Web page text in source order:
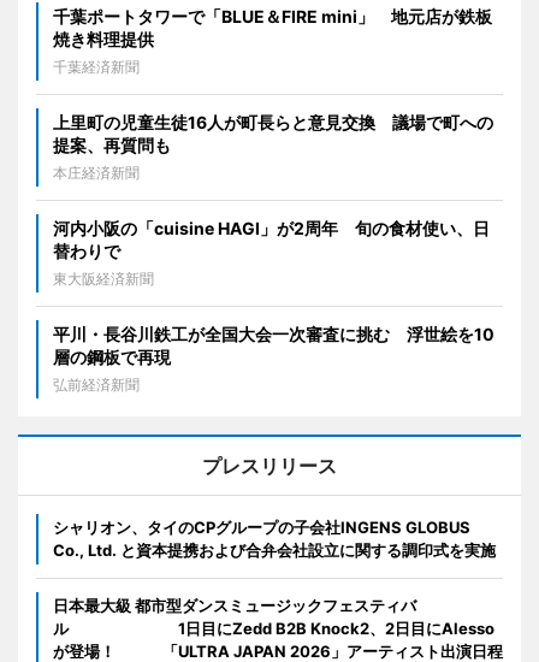
千葉ポートタワーで「BLUE＆FIRE mini」 地元店が鉄板
焼き料理提供
千葉経済新聞
上里町の児童生徒16人が町長らと意見交換 議場で町への
提案、再質問も
本庄経済新聞
河内小阪の「cuisine HAGI」が2周年 旬の食材使い、日
替わりで
東大阪経済新聞
平川・長谷川鉄工が全国大会一次審査に挑む 浮世絵を10
層の鋼板で再現
弘前経済新聞
プレスリリース
シャリオン、タイのCPグループの子会社INGENS GLOBUS
Co., Ltd. と資本提携および合弁会社設立に関する調印式を実施
日本最大級 都市型ダンスミュージックフェスティバ
ル 1日目にZedd B2B Knock2、2日目にAlesso
が登場！ 「ULTRA JAPAN 2026」アーティスト出演日程